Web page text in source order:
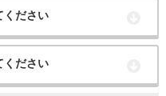
ください
ください